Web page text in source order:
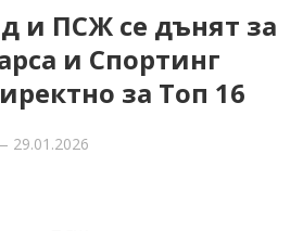
и ПСЖ се дънят за
и Спортинг
за Топ 16
29.01.2026